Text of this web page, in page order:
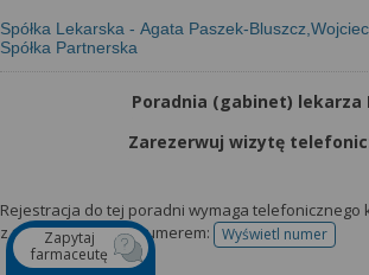
Spółka Lekarska - Agata Paszek-
Spółka Partnerska
Poradnia (gabinet) lekarza
Zarezerwuj wizytę
Rejestracja do tej poradni wymaga telefonicznego
z przychodnią pod numerem:
Wyświetl numer
telefonu do
Zapytaj
farmaceutę